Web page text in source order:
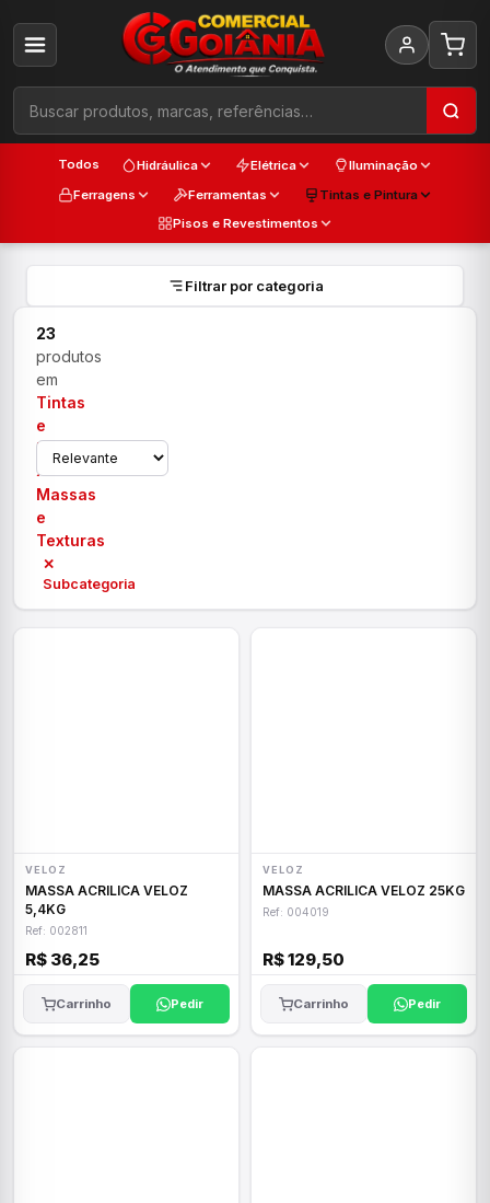
Todos Hidráulica Elétrica
Iluminação
Ferragens
Ferramentas
Tintas e Pintura
Pisos e Revestimentos
Filtrar por categoria
23
produtos
em
Tintas
e
Pintura
›
Massas
e
Texturas
✕
Subcategoria
VELOZ
MASSA ACRILICA VELOZ
5,4KG
Ref: 002811
R$ 36,25
Carrinho Pedir
VELOZ
MASSA ACRILICA VELOZ 25KG
Ref: 004019
R$ 129,50
Carrinho Pedir